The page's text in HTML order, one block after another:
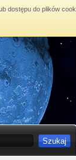
dostępu do plików